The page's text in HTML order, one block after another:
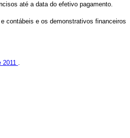
até a data do efetivo pagamento.
contábeis e os demonstrativos financeiros
2011 .